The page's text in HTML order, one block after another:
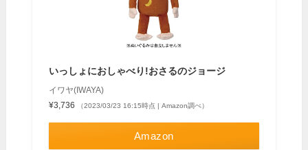
いっしょにおしゃべり!おさるのジョージ
イワヤ(IWAYA)
¥3,736
（2023/03/23 16:15時点 | Amazon調べ）
Amazon